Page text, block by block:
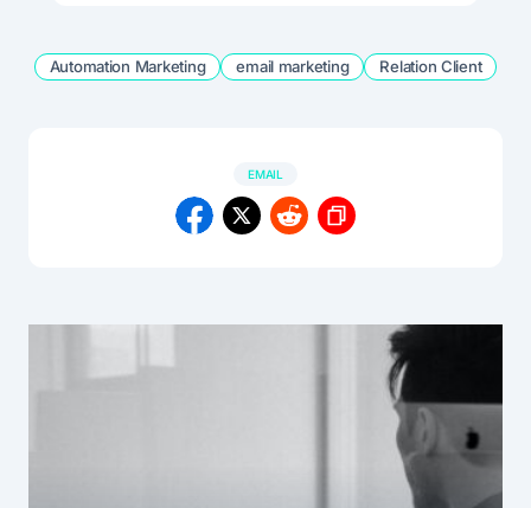
Automation Marketing email marketing Relation Client
EMAIL